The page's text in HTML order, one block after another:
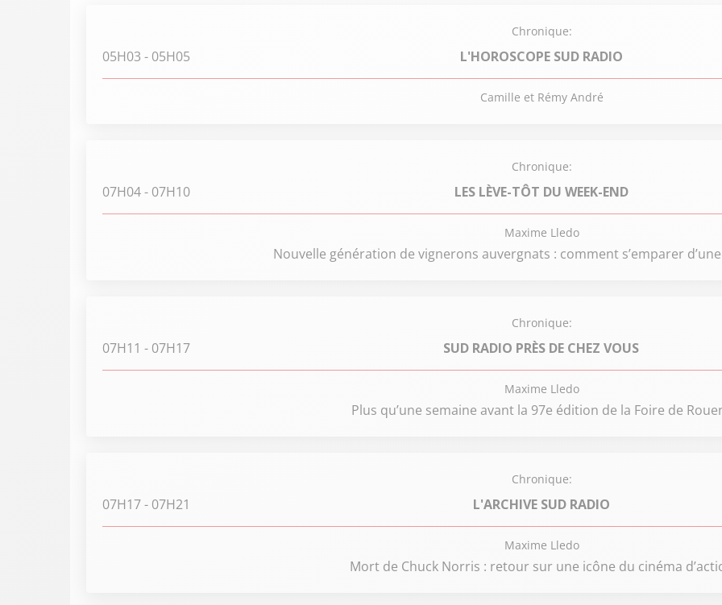
Chronique:
05H03 - 05H05 L'HOROSCOPE SUD RADIO
Camille et Rémy André
Chronique:
07H04- 07H10 LES LÈVE-TÔT DU WEEK-END
Maxime Lledo
Nouvelle génération de vignerons auvergnats : comment s’emparer
Chronique:
07H11 - 07H17 SUD RADIO PRÈS DE CHEZ VOUS
Maxime Lledo
Plus qu’une semaine avant la 97e édition de la Foire de
Chronique:
07H17- 07H21 L'ARCHIVE SUD RADIO
Maxime Lledo
Mort de Chuck Norris : retour sur une icône du cinéma